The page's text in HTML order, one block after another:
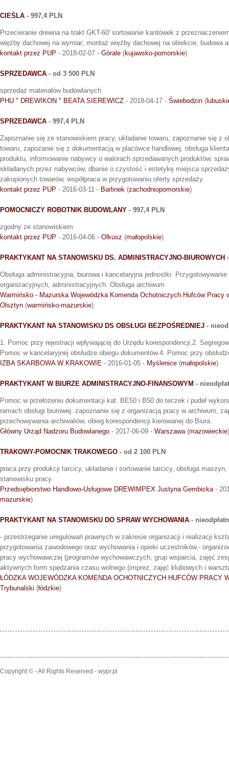
CIEŚLA - 997,4 PLN
Przecieranie drewna na trakt GKT-60' sortowanie kantówek z
więźby dachowej na wymiar; montaż więźby dachowej na obiekcie; budowa
kontakt przez PUP - 2018-02-07 - Górale (kujawsko-pomorskie)
SPRZEDAWCA - od 3 500 PLN
sprzedaż materiałów budowlanych
PHU " DREWIKON " BEATA SIEREWICZ - 2018-04-17 - Świebodzin (
SPRZEDAWCA - 997,4 PLN
Zapoznanie się ze stanowiskiem pracy, układanie towaru, zapoznanie się z
towaru, zapozanie się z dokumentacją w placówce handlowej, obsługa
produktu, informowanie nabywcy o walorach sprzedawanych produktów,
składanych przez nabywców, dbanie o czystość i estetykę miejsca
zakupionych towarów, współpraca w przygotowaniu oferty sprzedaży.
kontakt przez PUP - 2016-03-11 - Barlinek (zachodniopomorskie)
POMOCNICZY ROBOTNIK BUDOWLANY - 997,4 PLN
zgodny ze stanowiskiem
kontakt przez PUP - 2016-04-06 - Olkusz (małopolskie)
PRAKTYKANT NA STANOWISKU DS. ADMINISTRACYJNO-BIUROWYCH
Obsługa administracyjna, biurowa i kancelaryjna jednostki.
organizacyjnych, administracyjnych. Obsługa archiwum
Warmińsko - Mazurska Wojewódzka Komenda Ochotniczych Hufców Pracy
Olsztyn (warmińsko-mazurskie)
PRAKTYKANT NA STANOWISKU DS OBSŁUGI BEZPOŚREDNIEJ -
1. Pomoc przy rejestracji wpływającej do Urzędu korespondencji.2.
Pomoc w kancelaryjnej obsłudze obiegu dokumentów.4. Pomoc przy
IZBA SKARBOWA W KRAKOWIE - 2016-01-05 - Myślenice (małopolskie)
PRAKTYKANT W BIURZE ADMINISTRACYJNO-FINANSOWYM -
Pomoc w przełożeniu dokumentacji kat. BE50 i B50 do teczek i pudeł
ramach obsługi biurowej: zapoznanie się z organizacją pracy w archiwum,
przechowywania archiwaliów, obieg korespondencji kierowanej do Biura.
Główny Urząd Nadzoru Budowlanego - 2017-06-09 - Warszawa(mazowieckie)
TRAKOWY-POMOCNIK TRAKOWEGO - od 2 100 PLN
praca przy produkcji tarcicy, układanie i sortowanie tarcicy, obsługa
stanowisku pracy
Przedsiębiorstwo Handlowo-Usługowe DREWIMPEX Justyna Gembicka-
mazurskie)
PRAKTYKANT NA STANOWISKU DO SPRAW WYCHOWANIA -
- przestrzeganie uregulowań prawnych w zakresie organizacji i realizacji
przygotowania zawodowego oraz wychowania i opieki uczestników,-
pracy wychowawczej (programów wychowawczych, grup wsparcia, zajęć
aktywnych form spędzania czasu wolnego (imprez, zajęć klubowych i
ŁÓDZKA WOJEWÓDZKA KOMENDA OCHOTNICZYCH HUFCÓW PRACY
Trybunalski (łódzkie)
Copyright © - All Rights Reserved - wypr.pl